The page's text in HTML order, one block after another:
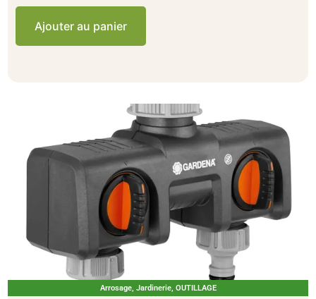
Ajouter au panier
Arrosage, Jardinerie, OUTILLAGE